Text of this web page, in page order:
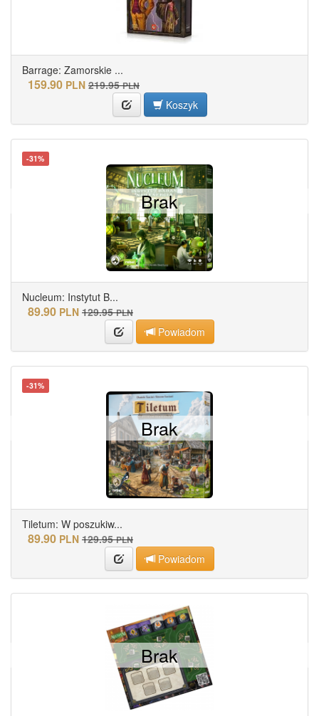
Barrage: Zamorskie ...
159.90 PLN 219.95 PLN
Koszyk
-31%
Nucleum: Instytut B...
89.90 PLN 129.95 PLN
Powiadom
Brak
-31%
Tiletum: W poszukiw...
89.90 PLN 129.95 PLN
Powiadom
Brak
Brak